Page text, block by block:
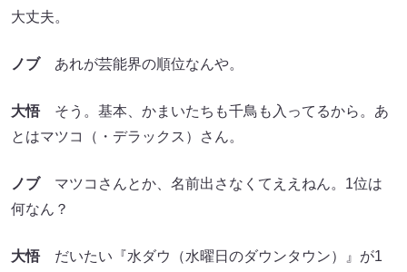
大丈夫。
ノブあれが芸能界の順位なんや。
大悟そう。基本、かまいたちも千鳥も入ってるから。あ
とはマツコ（・デラックス）さん。
ノブマツコさんとか、名前出さなくてええねん。1位は
何なん？
大悟だいたい『水ダウ（水曜日のダウンタウン）』が1